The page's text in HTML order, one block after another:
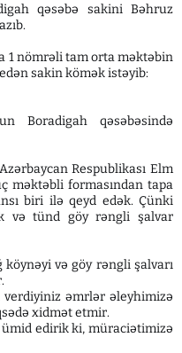
qəsəbə sakini Bəhruz
1 nömrəli tam orta məktəbin
sakin kömək istəyib:
Boradigah qəsəbəsində
Respublikası Elm
məktəbli formasından tapa
biri ilə qeyd edək. Çünki
və tünd göy rəngli şalvar
və göy rəngli şalvarı
əmrlər əleyhimizə
xidmət etmir.
ümid edirik ki, müraciətimizə